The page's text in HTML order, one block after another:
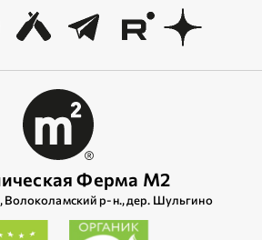
Ферма М2
Волоколамский р‑н., дер. Шульгино